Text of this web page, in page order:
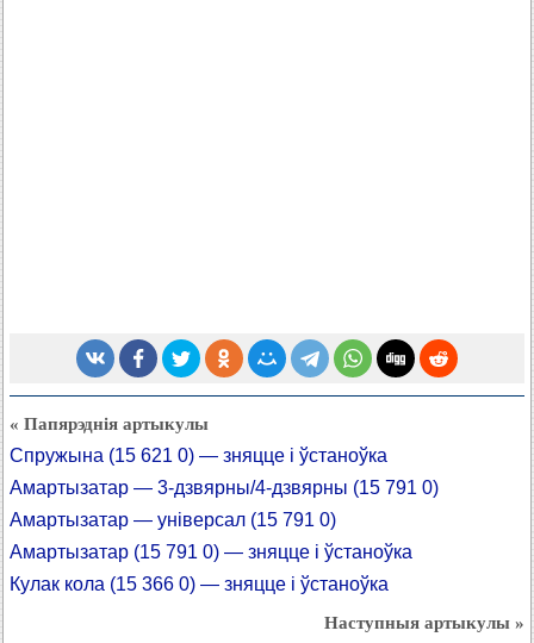
« Папярэднія артыкулы
Спружына (15 621 0) — зняцце і ўстаноўка
Амартызатар — 3-дзвярны/4-дзвярны (15 791 0)
Амартызатар — універсал (15 791 0)
Амартызатар (15 791 0) — зняцце і ўстаноўка
Кулак кола (15 366 0) — зняцце і ўстаноўка
Наступныя артыкулы »